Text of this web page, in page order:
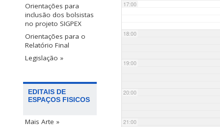
Orientações para
inclusão dos bolsistas
no projeto SIGPEX
Orientações para o
Relatório Final
Legislação »
EDITAIS DE
ESPAÇOS FISICOS
Mais Arte »
17:00
18:00
19:00
20:00
21:00